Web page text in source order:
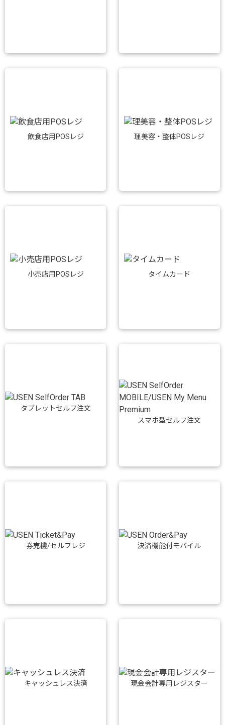
飲食店用POSレジ 理美容・整体POSレジ
小売店用POSレジ タイムカード
タブレットセルフ注文
スマホ型セルフ注文
券売機/セルフレジ 決済機能付モバイル
キャッシュレス決済 現金会計専用レジスター